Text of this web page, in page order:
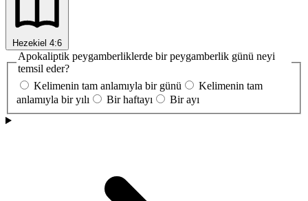
Hezekiel 4:6
Apokaliptik peygamberliklerde bir peygamberlik günü neyi
temsil eder?
Kelimenin tam anlamıyla bir günü
Kelimenin tam
anlamıyla bir yılı
Bir haftayı Bir ayı